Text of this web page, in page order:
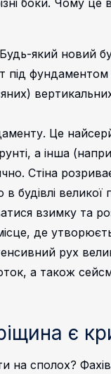
боки. Чому це
який новий
під
Це
а інша
Стіна
будівлі великої
взимку та
де
рух
а також
є
на сполох?